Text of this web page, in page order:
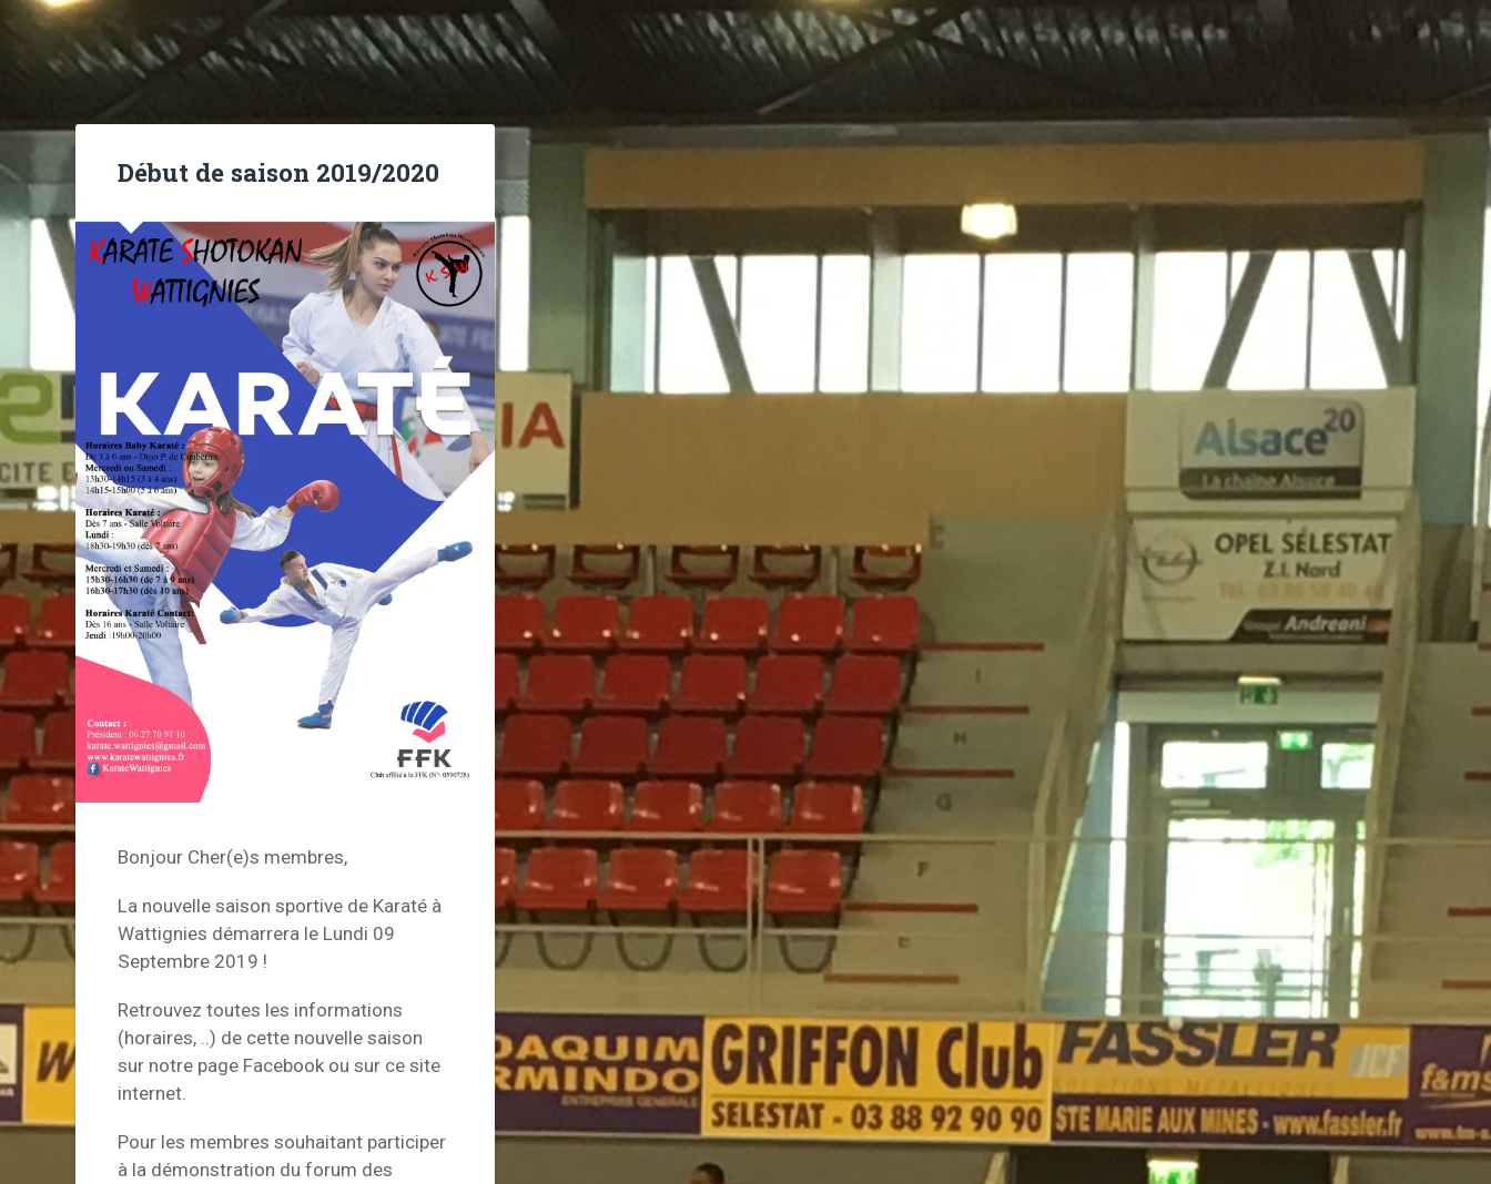
Début de saison 2019/2020
Bonjour Cher(e)s membres,
La nouvelle saison sportive de Karaté à
Wattignies démarrera le Lundi 09
Septembre 2019 !
Retrouvez toutes les informations
(horaires, ..) de cette nouvelle saison
sur notre page Facebook ou sur ce site
internet.
Pour les membres souhaitant participer
à la démonstration du forum des